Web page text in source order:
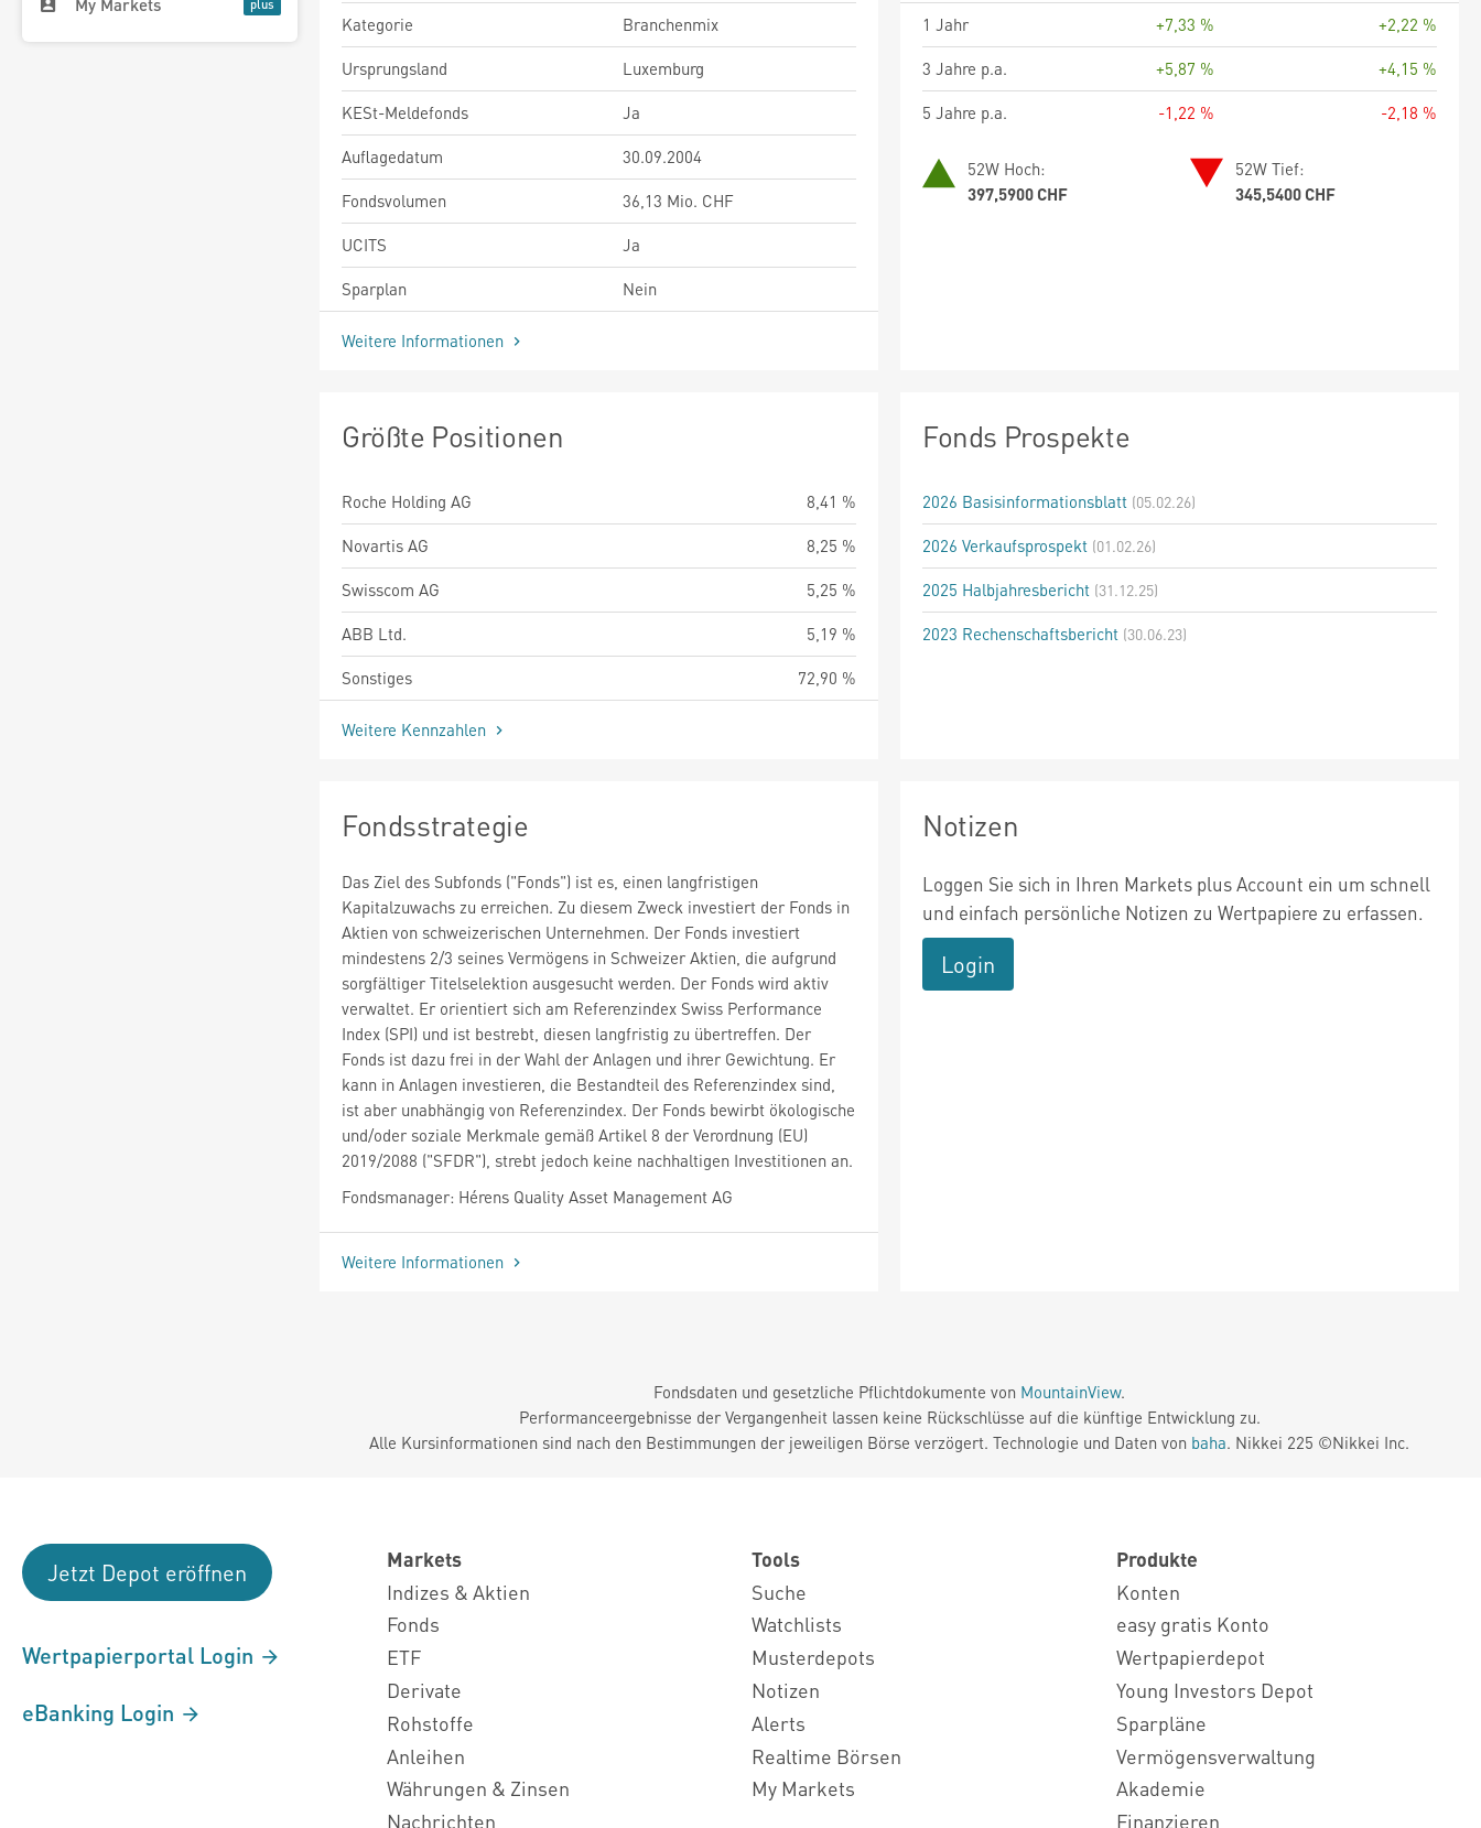
Kategorie
Branchenmix
Ursprungsland
Luxemburg
KESt-Meldefonds
Ja
Auflagedatum
30.09.2004
Fondsvolumen
36,13 Mio. CHF
UCITS
Ja
Sparplan
Nein
Weitere Informationen
1 Jahr
+7,33 %
+2,22 %
3 Jahre p.a.
+5,87 %
+4,15 %
5 Jahre p.a.
-1,22 % -2,18 %
52W Hoch:
397,5900 CHF
52W Tief:
345,5400 CHF
Größte Positionen
Roche Holding AG
8,41 %
Novartis AG
8,25 %
Swisscom AG
5,25 %
ABB Ltd.
5,19 %
Sonstiges
72,90 %
Weitere Kennzahlen
Fonds Prospekte
2026 Basisinformationsblatt (05.02.26)
2026 Verkaufsprospekt (01.02.26)
2025 Halbjahresbericht (31.12.25)
2023 Rechenschaftsbericht (30.06.23)
Fondsstrategie
Das Ziel des Subfonds ("Fonds") ist es, einen langfristigen
Kapitalzuwachs zu erreichen. Zu diesem Zweck investiert der Fonds in
Aktien von schweizerischen Unternehmen. Der Fonds investiert
mindestens 2/3 seines Vermögens in Schweizer Aktien, die aufgrund
sorgfältiger Titelselektion ausgesucht werden. Der Fonds wird aktiv
verwaltet. Er orientiert sich am Referenzindex Swiss Performance
Index (SPI) und ist bestrebt, diesen langfristig zu übertreffen. Der
Fonds ist dazu frei in der Wahl der Anlagen und ihrer Gewichtung. Er
kann in Anlagen investieren, die Bestandteil des Referenzindex sind,
ist aber unabhängig von Referenzindex. Der Fonds bewirbt ökologische
und/oder soziale Merkmale gemäß Artikel 8 der Verordnung (EU)
2019/2088 ("SFDR"), strebt jedoch keine nachhaltigen Investitionen an.
Fondsmanager: Hérens Quality Asset Management AG
Weitere Informationen
Notizen
Loggen Sie sich in Ihren Markets plus Account ein um schnell
und einfach persönliche Notizen zu Wertpapiere zu erfassen.
Login
Fondsdaten und gesetzliche Pflichtdokumente von MountainView.
Performanceergebnisse der Vergangenheit lassen keine Rückschlüsse auf die künftige Entwicklung zu.
Alle Kursinformationen sind nach den Bestimmungen der jeweiligen Börse verzögert. Technologie und Daten von baha. Nikkei 225 ©Nikkei Inc.
Jetzt Depot eröffnen
Wertpapierportal Login
eBanking Login
Markets
Indizes & Aktien
Fonds
ETF
Derivate
Rohstoffe
Anleihen
Währungen & Zinsen
Nachrichten
Tools
Suche
Watchlists
Musterdepots
Notizen
Alerts
Realtime Börsen
My Markets
Produkte
Konten
easy gratis Konto
Wertpapierdepot
Young Investors Depot
Sparpläne
Vermögensverwaltung
Akademie
Finanzieren